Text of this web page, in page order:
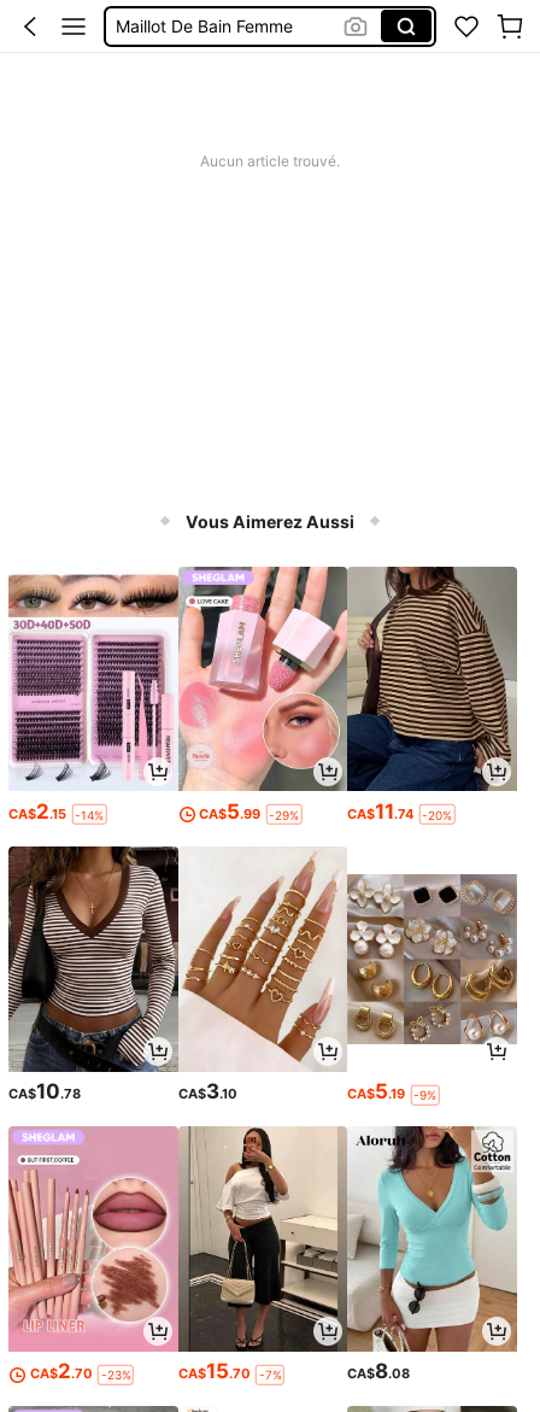
Maillot De Bain Femme
Aucun article trouvé.
Vous Aimerez Aussi
CA$2.15 -14% CA$5.99 -29% CA$11.74 -20%
CA$10.78 CA$3.10 CA$5.19 -9%
CA$2.70 -23% CA$15.70 -7% CA$8.08